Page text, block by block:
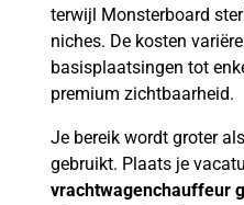
terwijl Monsterboard
niches. De kosten
basisplaatsingen tot
premium zichtbaarheid.
Je bereik wordt groter
gebruikt. Plaats je
vrachtwagenchauffeur